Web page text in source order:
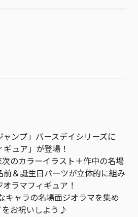
ンプ」バースデイシリーズに
ギュア」が登場！
次のカラーイラスト＋作中の名場
＆誕生日パーツが立体的に組み
ラマフィギュア！
キャラの名場面ジオラマを集め
をお祝いしよう♪